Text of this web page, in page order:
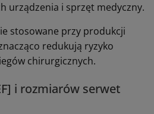
urządzenia i sprzęt medyczny.
stosowane przy produkcji
redukują ryzyko
chirurgicznych.
i rozmiarów serwet